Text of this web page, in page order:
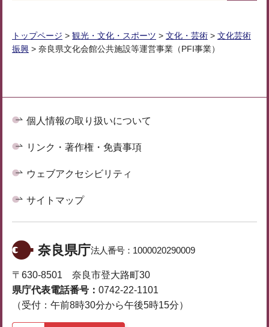
トップページ > 観光・文化・スポーツ > 文化・芸術 > 文化芸術
振興 > 奈良県文化会館公共施設等運営事業（PFI事業）
個人情報の取り扱いについて
リンク・著作権・免責事項
ウェブアクセシビリティ
サイトマップ
奈良県庁法人番号： 1000020290009
〒630-8501 奈良市登大路町30
県庁代表電話番号： 0742-22-1101
（受付：午前8時30分から午後5時15分）